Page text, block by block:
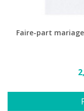
Faire-part